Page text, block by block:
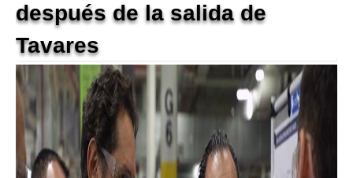
después de la salida de
Tavares